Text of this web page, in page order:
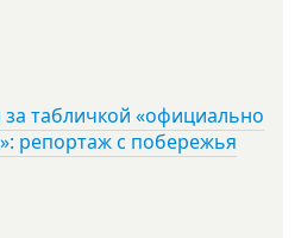
за табличкой «официально
репортаж с побережья